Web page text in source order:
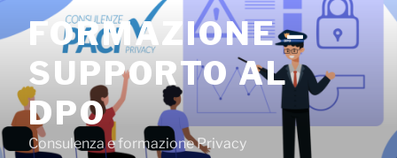
contenuto
FORMAZIONE –
SUPPORTO AL
DPO
Consulenza e formazione Privacy